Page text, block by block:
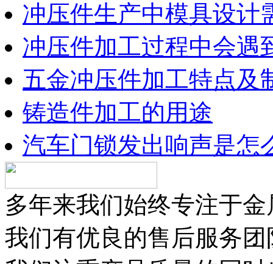
冲压件生产中模具设计
冲压件加工过程中会遇
五金冲压件加工特点及
铸造件加工的用途
汽车门锁发出响声是怎
多年来我们始终专注于
我们有优良的售后服务团